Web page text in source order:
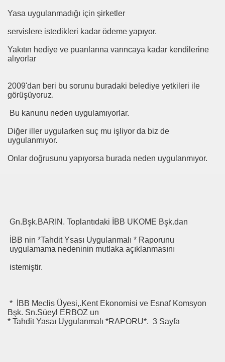
Yasa uygulanmadığı için şirketler
servislere istedikleri kadar ödeme yapıyor.
Yakıtın hediye ve puanlarına varıncaya kadar kendilerine
alıyorlar
2009'dan beri bu sorunu buradaki belediye yetkileri ile
görüşüyoruz.
Bu kanunu neden uygulamıyorlar.
Diğer iller uygularken suç mu işliyor da biz de
uygulanmıyor.
Onlar doğrusunu yapıyorsa burada neden uygulanmıyor.
Gn.Bşk.BARIN. Toplantıdaki İBB UKOME Bşk.dan
İBB nin *Tahdit Ysası Uygulanmalı * Raporunu
uygulamama nedeninin mutlaka açıklanmasını
istemiştir.
* İBB Meclis Üyesi,.Kent Ekonomisi ve Esnaf Komsyon
Bşk. Sn.Süeyl ERBOZ un
* Tahdit Yasaı Uygulanmalı *RAPORU*. 3 Sayfa
TAŞIMACILARI TEĞET GEÇTİ 2023 HEDEFLERİ
2023 ULAŞIM HEDEFLERİ HEDEF 2023
Tanımama Lüksü Varmı
Meslek Kuruluşları Raporu